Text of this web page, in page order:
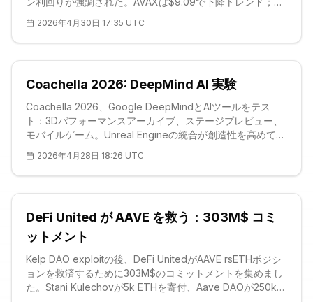
分析された。（98語）
2026年4月30日 17:35 UTC
Coachella 2026: DeepMind AI 実験
Coachella 2026、Google DeepMindとAIツールをテス
ト：3Dパフォーマンスアーカイブ、ステージプレビュー、
モバイルゲーム。Unreal Engineの統合が創造性を高めてい
へ。ALT: 0,01$、横ばいトレンド、強いサポート
0,0073$。RSI 54,24。詳細は読んで。
2026年4月28日 18:26 UTC
DeFi United が AAVE を救う：303M$ コミ
ットメント
Kelp DAO exploitの後、DeFi UnitedがAAVE rsETHポジシ
ョンを救済するために303M$のコミットメントを集めまし
た。Stani Kulechovが5k ETHを寄付、Aave DAOが250k